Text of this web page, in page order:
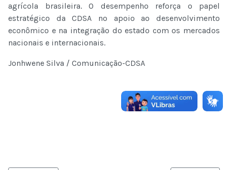
agrícola brasileira. O desempenho reforça o papel
estratégico da CDSA no apoio ao desenvolvimento
econômico e na integração do estado com os mercados
nacionais e internacionais.
Jonhwene Silva / Comunicação-CDSA